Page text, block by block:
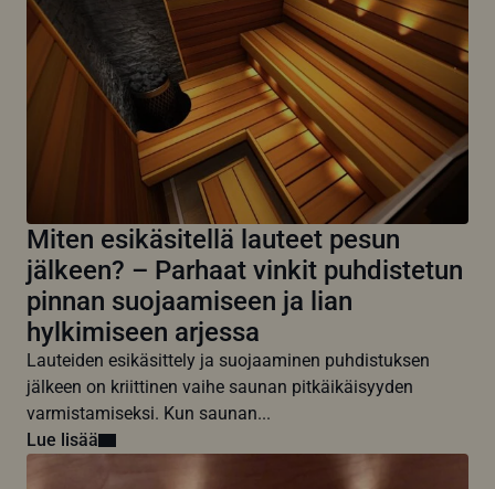
Miten esikäsitellä lauteet pesun
jälkeen? – Parhaat vinkit puhdistetun
pinnan suojaamiseen ja lian
hylkimiseen arjessa
Lauteiden esikäsittely ja suojaaminen puhdistuksen
jälkeen on kriittinen vaihe saunan pitkäikäisyyden
varmistamiseksi. Kun saunan...
Lue lisää